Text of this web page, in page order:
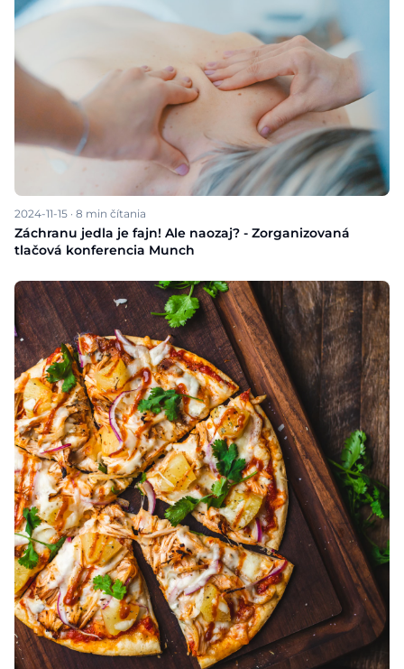
2024-11-15 · 8 min čítania
Záchranu jedla je fajn! Ale naozaj? - Zorganizovaná
tlačová konferencia Munch